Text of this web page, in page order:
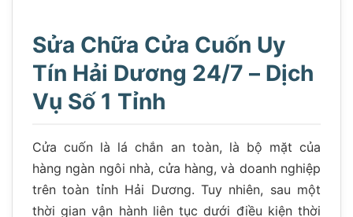
Sửa Chữa Cửa Cuốn Uy
Tín Hải Dương 24/7 – Dịch
Vụ Số 1 Tỉnh
Cửa cuốn là lá chắn an toàn, là bộ mặt của
hàng ngàn ngôi nhà, cửa hàng, và doanh nghiệp
trên toàn tỉnh Hải Dương. Tuy nhiên, sau một
thời gian vận hành liên tục dưới điều kiện thời